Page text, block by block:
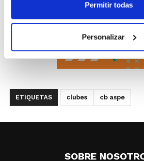
Permitir todas
Personalizar
ETIQUETAS clubes cb aspe
SOBRE